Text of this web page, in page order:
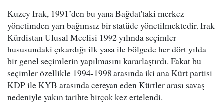
Kuzey Irak, 1991’den bu yana Bağdat'taki merkez
yönetimden yarı bağımsız bir statüde yönetilmektedir. Irak
Kürdistan Ulusal Meclisi 1992 yılında seçimler
hususundaki çıkardığı ilk yasa ile bölgede her dört yılda
bir genel seçimlerin yapılmasını kararlaştırdı. Fakat bu
seçimler özellikle 1994-1998 arasında iki ana Kürt partisi
KDP ile KYB arasında cereyan eden Kürtler arası savaş
nedeniyle yakın tarihte birçok kez ertelendi.